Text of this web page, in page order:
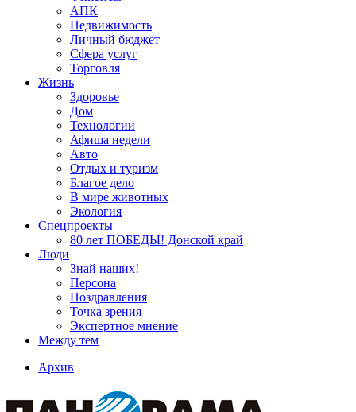
АПК
Недвижимость
Личный бюджет
Сфера услуг
Торговля
Жизнь
Здоровье
Дом
Технологии
Афиша недели
Авто
Отдых и туризм
Благое дело
В мире животных
Экология
Спецпроекты
80 лет ПОБЕДЫ! Донской край
Люди
Знай наших!
Персона
Поздравления
Точка зрения
Экспертное мнение
Между тем
Архив